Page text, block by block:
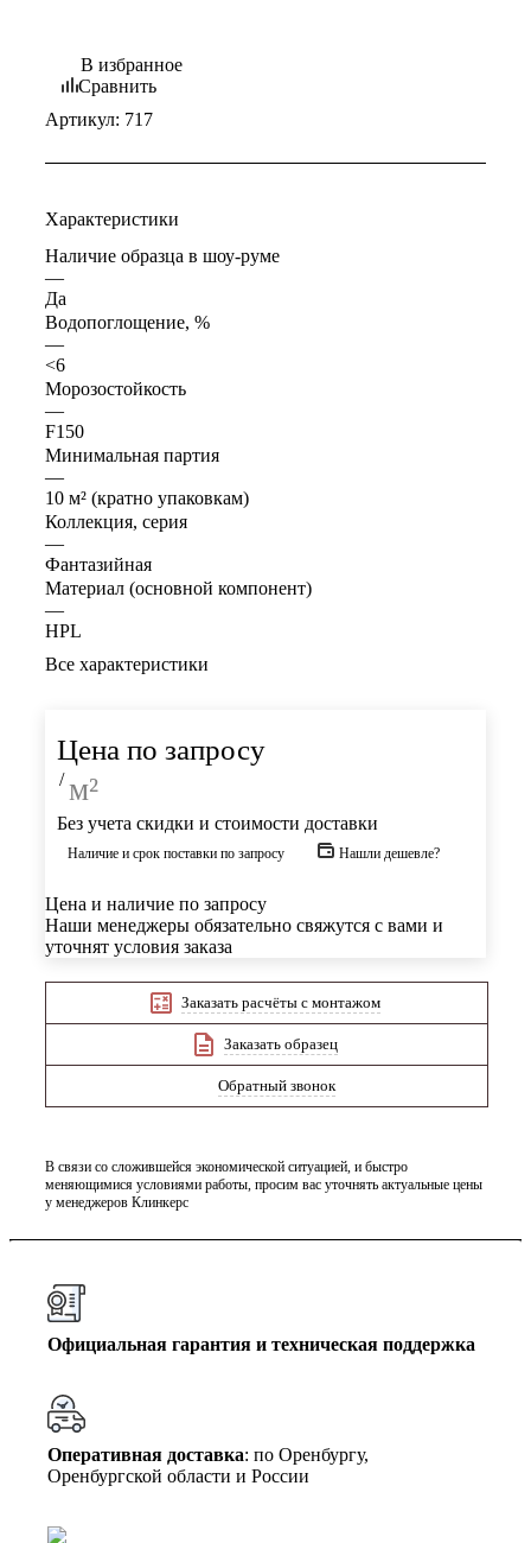
В избранное
Сравнить
Артикул: 717
Характеристики
Наличие образца в шоу-руме
—
Да
Водопоглощение, %
—
<6
Морозостойкость
—
F150
Минимальная партия
—
10 м² (кратно упаковкам)
Коллекция, серия
—
Фантазийная
Материал (основной компонент)
—
HPL
Все характеристики
Цена по запросу
/ м²
Без учета скидки и стоимости доставки
Наличие и срок поставки по запросу Нашли дешевле?
Цена и наличие по запросу
Наши менеджеры обязательно свяжутся с вами и
уточнят условия заказа
Заказать расчёты с монтажом
Заказать образец
Обратный звонок
В связи со сложившейся экономической ситуацией, и быстро
меняющимися условиями работы, просим вас уточнять актуальные цены
у менеджеров Клинкерс
Официальная гарантия и техническая поддержка
Оперативная доставка: по Оренбургу,
Оренбургской области и России